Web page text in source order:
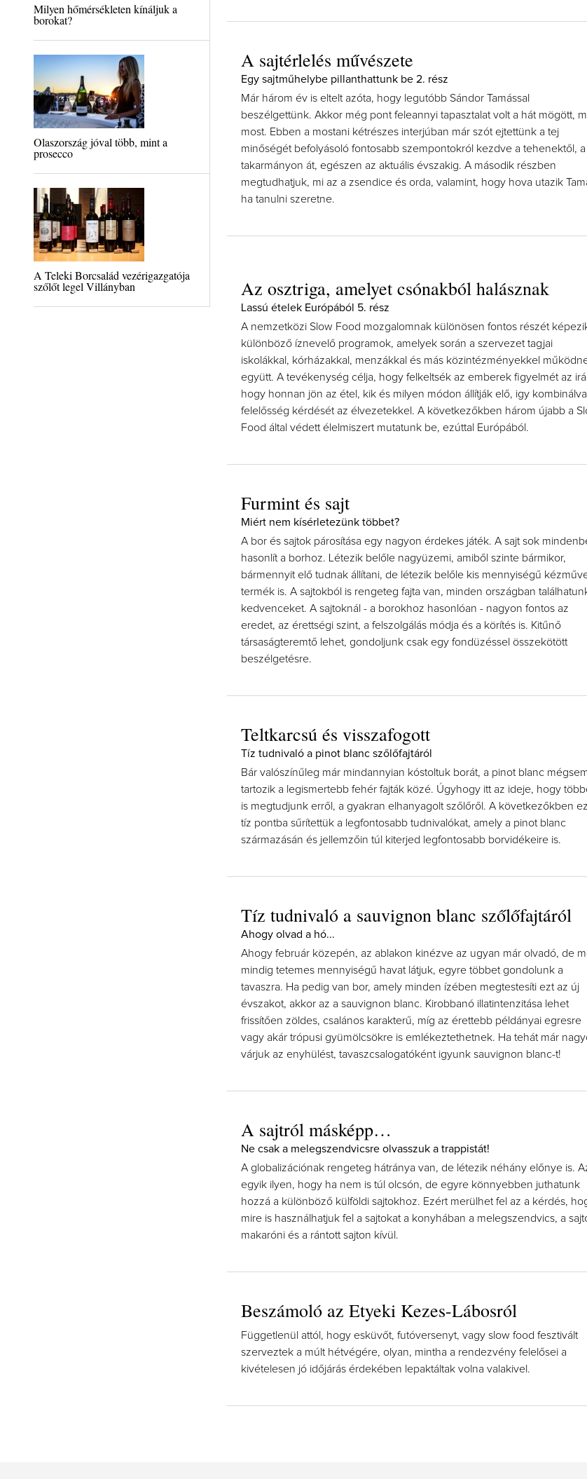
Milyen hőmérsékleten kínáljuk a
borokat?
Olaszország jóval több, mint a
prosecco
A Teleki Borcsalád vezérigazgatója
szőlőt legel Villányban
A sajtérlelés művészete
Egy sajtműhelybe pillanthattunk be 2. rész
Már három év is eltelt azóta, hogy legutóbb Sándor Tamással
beszélgettünk. Akkor még pont feleannyi tapasztalat volt a hát mögött,
most. Ebben a mostani kétrészes interjúban már szót ejtettünk a tej
minőségét befolyásoló fontosabb szempontokról kezdve a tehenektől, a
takarmányon át, egészen az aktuális évszakig. A második részben
megtudhatjuk, mi az a zsendice és orda, valamint, hogy hova utazik
ha tanulni szeretne.
Az osztriga, amelyet csónakból halásznak
Lassú ételek Európából 5. rész
A nemzetközi Slow Food mozgalomnak különösen fontos részét
különböző íznevelő programok, amelyek során a szervezet tagjai
iskolákkal, kórházakkal, menzákkal és más közintézményekkel
együtt. A tevékenység célja, hogy felkeltsék az emberek figyelmét az
hogy honnan jön az étel, kik és milyen módon állítják elő, igy
felelősség kérdését az élvezetekkel. A következőkben három újabb a
Food által védett élelmiszert mutatunk be, ezúttal Európából.
Furmint és sajt
Miért nem kísérletezünk többet?
A bor és sajtok párosítása egy nagyon érdekes játék. A sajt sok
hasonlít a borhoz. Létezik belőle nagyüzemi, amiből szinte bármikor,
bármennyit elő tudnak állítani, de létezik belőle kis mennyiségű
termék is. A sajtokból is rengeteg fajta van, minden országban
kedvenceket. A sajtoknál - a borokhoz hasonlóan - nagyon fontos az
eredet, az érettségi szint, a felszolgálás módja és a körítés is. Kitűnő
társaságteremtő lehet, gondoljunk csak egy fondüzéssel összekötött
beszélgetésre.
Teltkarcsú és visszafogott
Tíz tudnivaló a pinot blanc szőlőfajtáról
Bár valószínűleg már mindannyian kóstoltuk borát, a pinot blanc
tartozik a legismertebb fehér fajták közé. Úgyhogy itt az ideje, hogy
is megtudjunk erről, a gyakran elhanyagolt szőlőről. A következőkben
tíz pontba sűrítettük a legfontosabb tudnivalókat, amely a pinot blanc
származásán és jellemzőin túl kiterjed legfontosabb borvidékeire is.
Tíz tudnivaló a sauvignon blanc szőlőfajtáról
Ahogy olvad a hó...
Ahogy február közepén, az ablakon kinézve az ugyan már olvadó, de
mindig tetemes mennyiségű havat látjuk, egyre többet gondolunk a
tavaszra. Ha pedig van bor, amely minden ízében megtestesíti ezt az új
évszakot, akkor az a sauvignon blanc. Kirobbanó illatintenzitása lehet
frissítően zöldes, csalános karakterű, míg az érettebb példányai egresre
vagy akár trópusi gyümölcsökre is emlékeztethetnek. Ha tehát már
várjuk az enyhülést, tavaszcsalogatóként igyunk sauvignon blanc-t!
A sajtról másképp…
Ne csak a melegszendvicsre olvasszuk a trappistát!
A globalizációnak rengeteg hátránya van, de létezik néhány előnye is.
egyik ilyen, hogy ha nem is túl olcsón, de egyre könnyebben juthatunk
hozzá a különböző külföldi sajtokhoz. Ezért merülhet fel az a kérdés,
mire is használhatjuk fel a sajtokat a konyhában a melegszendvics, a
makaróni és a rántott sajton kívül.
Beszámoló az Etyeki Kezes-Lábosról
Függetlenül attól, hogy esküvőt, futóversenyt, vagy slow food fesztivált
szerveztek a múlt hétvégére, olyan, mintha a rendezvény felelősei a
kivételesen jó időjárás érdekében lepaktáltak volna valakivel.